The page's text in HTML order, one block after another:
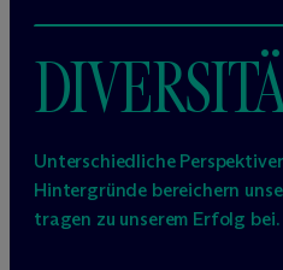
Unterschiedliche
Hintergründe bereichern
tragen zu unserem Erfolg bei.